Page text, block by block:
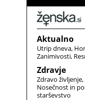
Aktualno
Utrip dneva
Zanimivosti
Zdravje
Zdravo življenje
Nosečnost in
starševstvo